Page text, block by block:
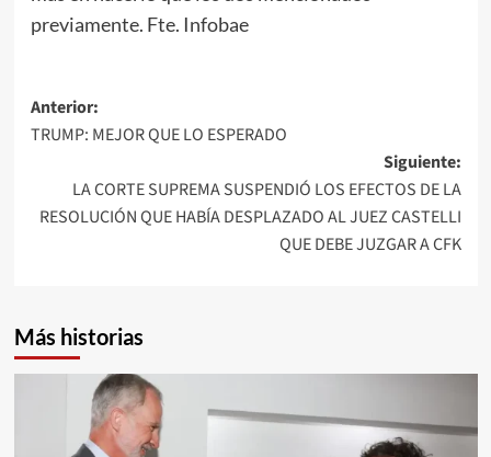
previamente. Fte. Infobae
Navegación
de
entradas
Anterior:
TRUMP: MEJOR QUE LO ESPERADO
Siguiente:
LA CORTE SUPREMA SUSPENDIÓ LOS EFECTOS DE LA
RESOLUCIÓN QUE HABÍA DESPLAZADO AL JUEZ CASTELLI
QUE DEBE JUZGAR A CFK
Más historias